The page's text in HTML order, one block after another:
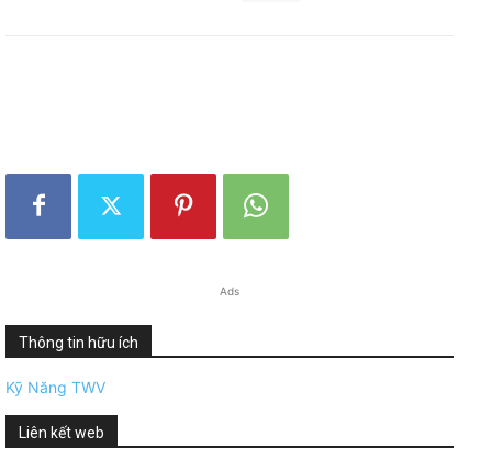
Ads
Thông tin hữu ích
Kỹ Năng TWV
Liên kết web